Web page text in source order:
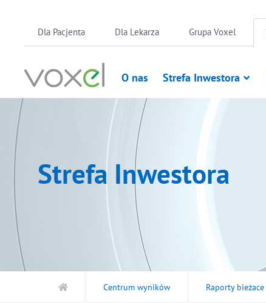
Dla Pacjenta Dla Lekarza Grupa Voxel
O nas Strefa Inwestora
Strefa Inwestora
Centrum wyników Raporty bieżace